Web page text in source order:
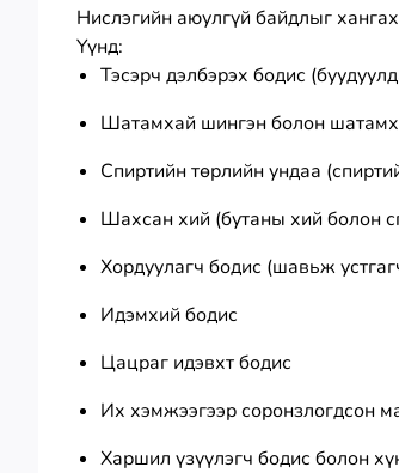
Нислэгийн аюулгүй байдлыг
Үүнд:
Тэсэрч дэлбэрэх бодис
Шатамхай шингэн болон
Спиртийн төрлийн ундаа
Шахсан хий (бутаны хий болон
Хордуулагч бодис (шавьж
Идэмхий бодис
Цацраг идэвхт бодис
Их хэмжээгээр соронзлогдсон
Харшил үзүүлэгч бодис болон